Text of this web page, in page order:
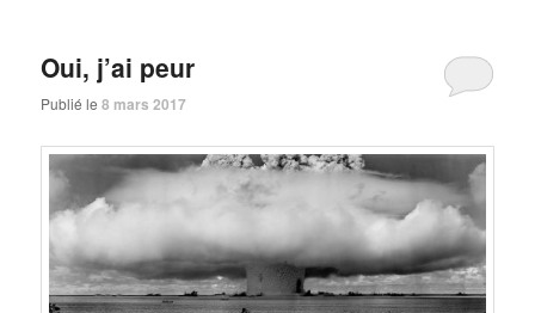
Oui, j’ai peur
Publié le8 mars 2017